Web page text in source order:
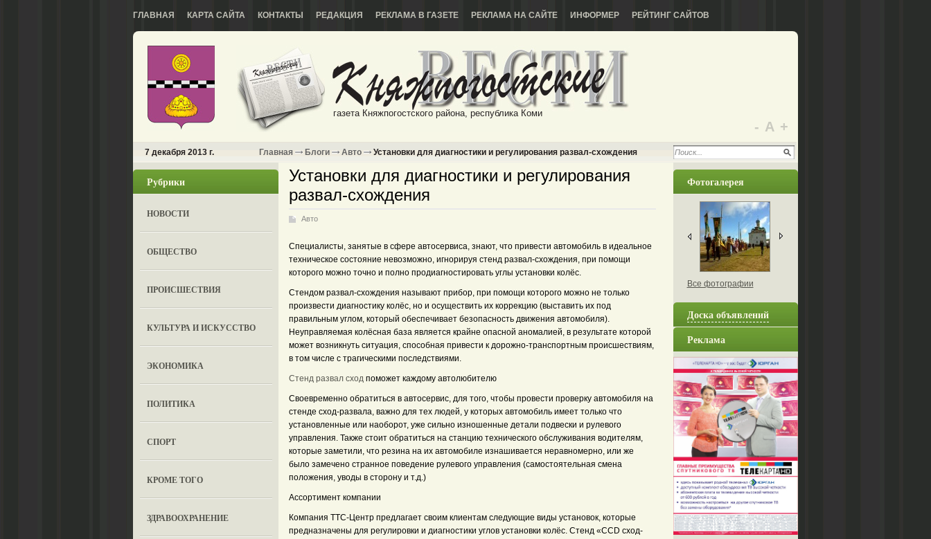
ГЛАВНАЯ КАРТА САЙТА КОНТАКТЫ РЕДАКЦИЯ РЕКЛАМА В ГАЗЕТЕ РЕКЛАМА НА САЙТЕ ИНФОРМЕР РЕЙТИНГ САЙТОВ
газета Княжпогостского района, республика Коми
- А +
7 декабря 2013 г. Главная Блоги Авто Установки для диагностики и регулирования развал-схождения
Рубрики
НОВОСТИ
ОБЩЕСТВО
ПРОИСШЕСТВИЯ
КУЛЬТУРА И ИСКУССТВО
ЭКОНОМИКА
ПОЛИТИКА
СПОРТ
КРОМЕ ТОГО
ЗДРАВООХРАНЕНИЕ
Установки для диагностики и регулирования
развал-схождения
Авто
Специалисты, занятые в сфере автосервиса, знают, что привести автомобиль в идеальное
техническое состояние невозможно, игнорируя стенд развал-схождения, при помощи
которого можно точно и полно продиагностировать углы установки колёс.
Стендом развал-схождения называют прибор, при помощи которого можно не только
произвести диагностику колёс, но и осуществить их коррекцию (выставить их под
правильным углом, который обеспечивает безопасность движения автомобиля).
Неуправляемая колёсная база является крайне опасной аномалией, в результате которой
может возникнуть ситуация, способная привести к дорожно-транспортным происшествиям,
в том числе с трагическими последствиями.
Стенд развал сход поможет каждому автолюбителю
Своевременно обратиться в автосервис, для того, чтобы провести проверку автомобиля на
стенде сход-развала, важно для тех людей, у которых автомобиль имеет только что
установленные или наоборот, уже сильно изношенные детали подвески и рулевого
управления. Также стоит обратиться на станцию технического обслуживания водителям,
которые заметили, что резина на их автомобиле изнашивается неравномерно, или же
было замечено странное поведение рулевого управления (самостоятельная смена
положения, уводы в сторону и т.д.)
Ассортимент компании
Компания ТТС-Центр предлагает своим клиентам следующие виды установок, которые
предназначены для регулировки и диагностики углов установки колёс. Стенд «CCD сход-
Фотогалерея
Все фотографии
Доска объявлений
Реклама